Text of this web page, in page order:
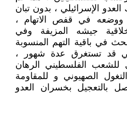
الإسرائيلي ، بدون تبان
ووضعه في قفص الاتهام ،
جيشه المزيفة وفي
في باقية التهم المنسوبة
قد تستغرق عدة شهور ،
للشعب الفلسطيني الرهان
الصهيوني و للمقاومة
بالتعجيل بخسران العدو